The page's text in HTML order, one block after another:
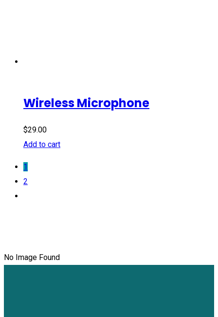
Wireless Microphone
$29.00
Add to cart
1
2
No Image Found